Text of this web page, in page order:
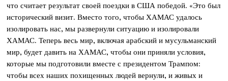
что считает результат своей поездки в США победой. «Это был
исторический визит. Вместо того, чтобы ХАМАС удалось
изолировать нас, мы развернули ситуацию и изолировали
ХАМАС. Теперь весь мир, включая арабский и мусульманский
мир, будет давить на ХАМАС, чтобы они приняли условия,
которые мы подготовили вместе с президентом Трампом:
чтобы всех наших похищенных людей вернули, и живых и